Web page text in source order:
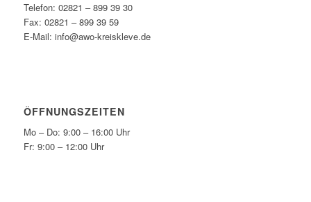
Telefon: 02821 – 899 39 30
Fax: 02821 – 899 39 59
E-Mail: info@awo-kreiskleve.de
ÖFFNUNGSZEITEN
Mo – Do: 9:00 – 16:00 Uhr
Fr: 9:00 – 12:00 Uhr